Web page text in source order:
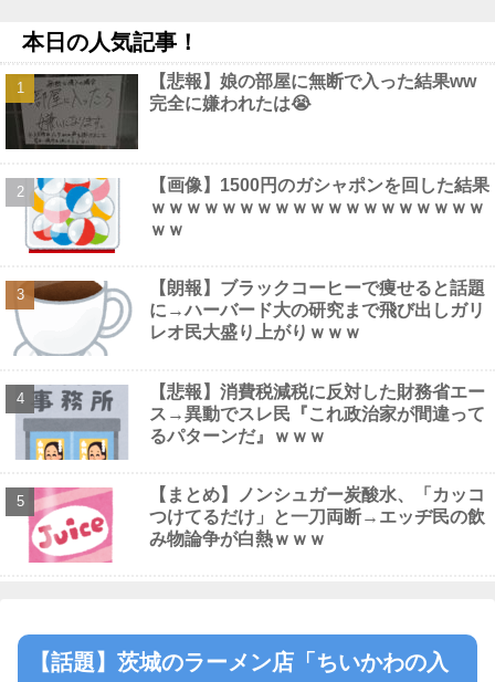
【画像】 テレ東の深夜がスゴイ、セクシー女優のナマ乳をモロ流
し NEW!
阪神・藤川監督 １１日からの同率首位巨人との３連戦へ「敵は
内にあり。自分たちのチームをしっかりやっていく」他
【動画】 役満ボディ・岡田紗佳(32)、ダンスで乳が大暴れ！
NEW!
【悲報】ワイのバイク、バッテリーが上がる他
NEW!
【画像】 44歳女性「こんなおばさんでいいの…？」 NEW!
Powered by livedoor 相互RSS
本日の人気記事！
【悲報】娘の部屋に無断で入った結果ww
完全に嫌われたは😭
【画像】1500円のガシャポンを回した結果
ｗｗｗｗｗｗｗｗｗｗｗｗｗｗｗｗｗｗｗ
ｗｗ
【朗報】ブラックコーヒーで痩せると話題
に→ハーバード大の研究まで飛び出しガリ
レオ民大盛り上がりｗｗｗ
【悲報】消費税減税に反対した財務省エー
ス→異動でスレ民『これ政治家が間違って
るパターンだ』ｗｗｗ
【まとめ】ノンシュガー炭酸水、「カッコ
つけてるだけ」と一刀両断→エッヂ民の飲
み物論争が白熱ｗｗｗ
【話題】茨城のラーメン店「ちいかわの入